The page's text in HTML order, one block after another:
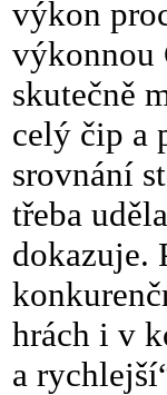
výkon
výkonnou
skutečně
celý čip a
srovnání
třeba
dokazuje.
hrách i v
a